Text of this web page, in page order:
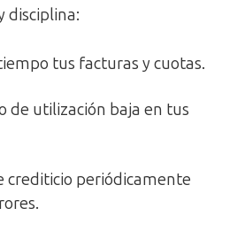
disciplina:
tus facturas y cuotas.
de utilización baja en tus
crediticio periódicamente